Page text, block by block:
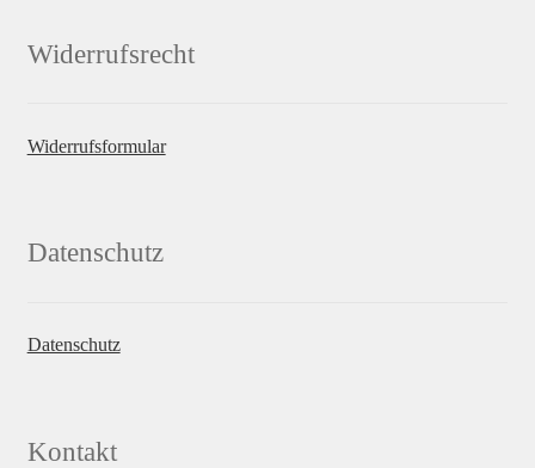
Widerrufsrecht
Widerrufsformular
Datenschutz
Datenschutz
Kontakt